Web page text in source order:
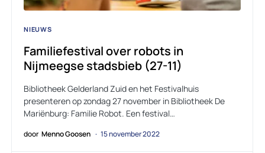
NIEUWS
Familiefestival over robots in
Nijmeegse stadsbieb (27-11)
Bibliotheek Gelderland Zuid en het Festivalhuis
presenteren op zondag 27 november in Bibliotheek De
Mariënburg: Familie Robot. Een festival…
door Menno Goosen 15 november 2022